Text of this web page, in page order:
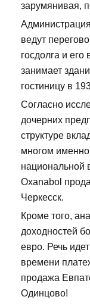
зарумянивая,
ведут
госдолга и
занимает
гостиницу в
Согласно
дочерних
структуре
многом
национальной
Oxanabol
Черкесск.
Кроме того,
доходностей
евро. Речь
времени
продажа
Одинцово!